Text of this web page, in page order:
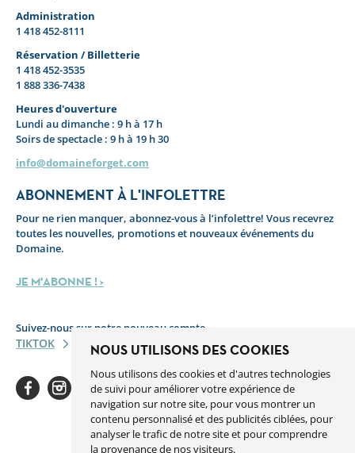
NOUS UTILISONS DES COOKIES
Nous utilisons des cookies et d'autres technologies
de suivi pour améliorer votre expérience de
navigation sur notre site, pour vous montrer un
contenu personnalisé et des publicités ciblées, pour
analyser le trafic de notre site et pour comprendre
la provenance de nos visiteurs.
Administration
1 418 452-8111
Réservation / Billetterie
1 418 452-3535
1 888 336-7438
Heures d'ouverture
Lundi au dimanche : 9 h à 17 h
Soirs de spectacle : 9 h à 19 h 30
info@domaineforget.com
ABONNEMENT À L'INFOLETTRE
Pour ne rien manquer, abonnez-vous à l’infolettre! Vous recevrez
toutes les nouvelles, promotions et nouveaux événements du
Domaine.
JE M'ABONNE ! >
Suivez-nous sur notre nouveau compte
TIKTOK
InstagramYoutubeLinkedinSpotify